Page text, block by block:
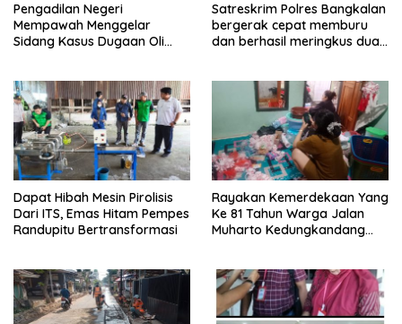
Pengadilan Negeri
Mempawah Menggelar
Sidang Kasus Dugaan Oli
Penipuan Dari Jaringan
Pemasok PT. DAB
Satreskrim Polres Bangkalan
bergerak cepat memburu
dan berhasil meringkus dua
Sidoarjo dan HP (25) warga
Tulungagung.
Dapat Hibah Mesin Pirolisis
Dari ITS, Emas Hitam Pempes
Randupitu Bertransformasi
Rayakan Kemerdekaan Yang
Ke 81 Tahun Warga Jalan
Muharto Kedungkandang